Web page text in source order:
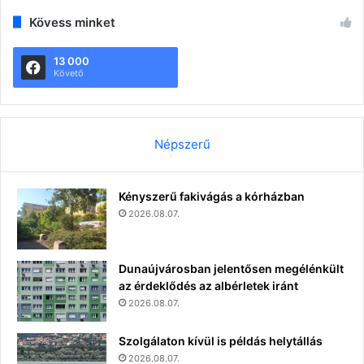
Kövess minket
13 000
Követő
Népszerű
Kényszerű fakivágás a kórházban
2026.08.07.
Dunaújvárosban jelentősen megélénkült
az érdeklődés az albérletek iránt
2026.08.07.
Szolgálaton kívül is példás helytállás
2026.08.07.